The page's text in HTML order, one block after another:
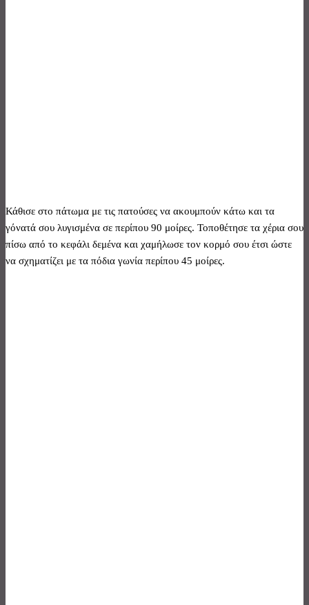
Κάθισε στο πάτωμα με τις πατούσες να ακουμπούν κάτω και τα
γόνατά σου λυγισμένα σε περίπου 90 μοίρες. Τοποθέτησε τα χέρια σου
πίσω από το κεφάλι δεμένα και χαμήλωσε τον κορμό σου έτσι ώστε
να σχηματίζει με τα πόδια γωνία περίπου 45 μοίρες.